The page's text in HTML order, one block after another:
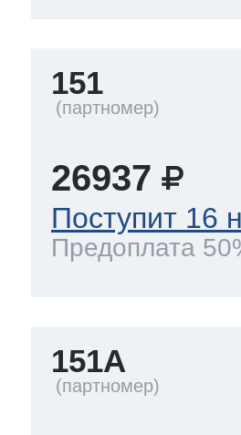
151
26937
Поступит 16
Предоплата
151A